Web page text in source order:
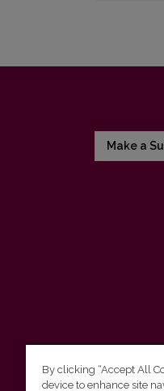
Make a
By clicking “Accept All
device to enhance site